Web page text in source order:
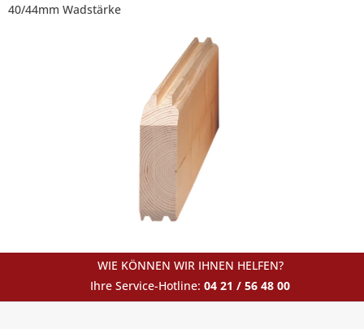
40/44mm Wadstärke
WIE KÖNNEN WIR IHNEN HELFEN?
Ihre Service-Hotline: 04 21 / 56 48 00